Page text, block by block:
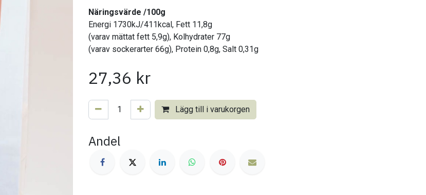
Näringsvärde /100g
Energi 1730kJ/411kcal, Fett 11,8g
(varav mättat fett 5,9g), Kolhydrater 77g
(varav sockerarter 66g), Protein 0,8g, Salt 0,31g
27,36 kr
Lägg till i varukorgen
Andel